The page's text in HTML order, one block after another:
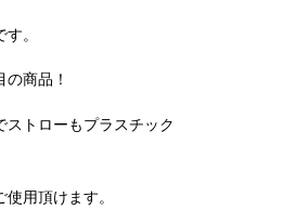
。
商品！
ストローもプラスチック
用頂けます。